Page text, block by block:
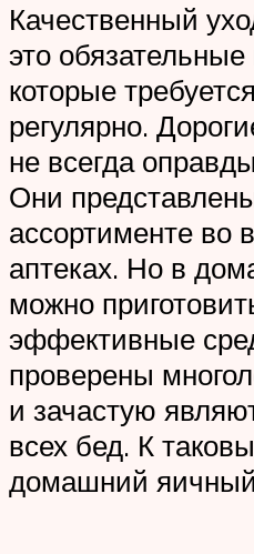
Качественный
это
которые
регулярно.
не всегда
Они
ассортименте во
аптеках. Но в
можно
эффективные
проверены
и зачастую
всех бед. К
домашний